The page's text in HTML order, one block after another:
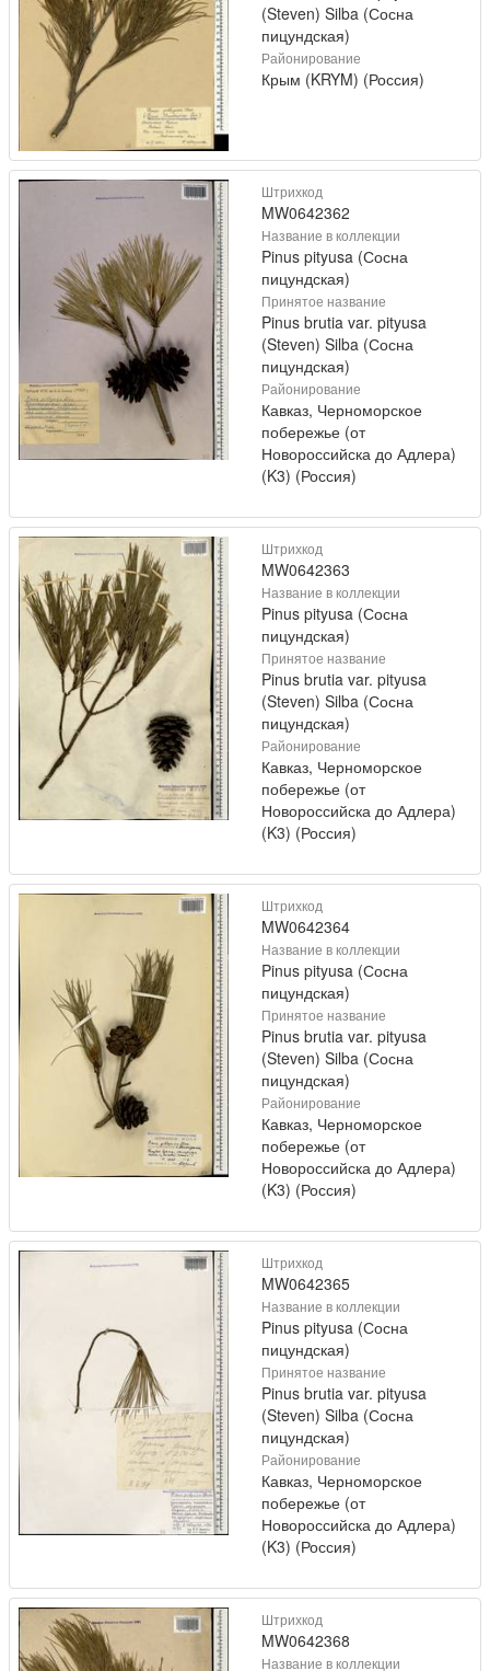
(Steven) Silba (Сосна
пицундская)
Районирование
Крым (KRYM) (Россия)
Штрихкод
MW0642362
Название в коллекции
Pinus pityusa (Сосна
пицундская)
Принятое название
Pinus brutia var. pityusa
(Steven) Silba (Сосна
пицундская)
Районирование
Кавказ, Черноморское
побережье (от
Новороссийска до Адлера)
(K3) (Россия)
Штрихкод
MW0642363
Название в коллекции
Pinus pityusa (Сосна
пицундская)
Принятое название
Pinus brutia var. pityusa
(Steven) Silba (Сосна
пицундская)
Районирование
Кавказ, Черноморское
побережье (от
Новороссийска до Адлера)
(K3) (Россия)
Штрихкод
MW0642364
Название в коллекции
Pinus pityusa (Сосна
пицундская)
Принятое название
Pinus brutia var. pityusa
(Steven) Silba (Сосна
пицундская)
Районирование
Кавказ, Черноморское
побережье (от
Новороссийска до Адлера)
(K3) (Россия)
Штрихкод
MW0642365
Название в коллекции
Pinus pityusa (Сосна
пицундская)
Принятое название
Pinus brutia var. pityusa
(Steven) Silba (Сосна
пицундская)
Районирование
Кавказ, Черноморское
побережье (от
Новороссийска до Адлера)
(K3) (Россия)
Штрихкод
MW0642368
Название в коллекции